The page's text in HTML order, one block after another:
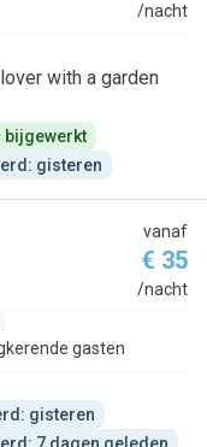
/nacht
with a garden
bijgewerkt
gisteren
vanaf
€ 35
/nacht
gasten
gisteren